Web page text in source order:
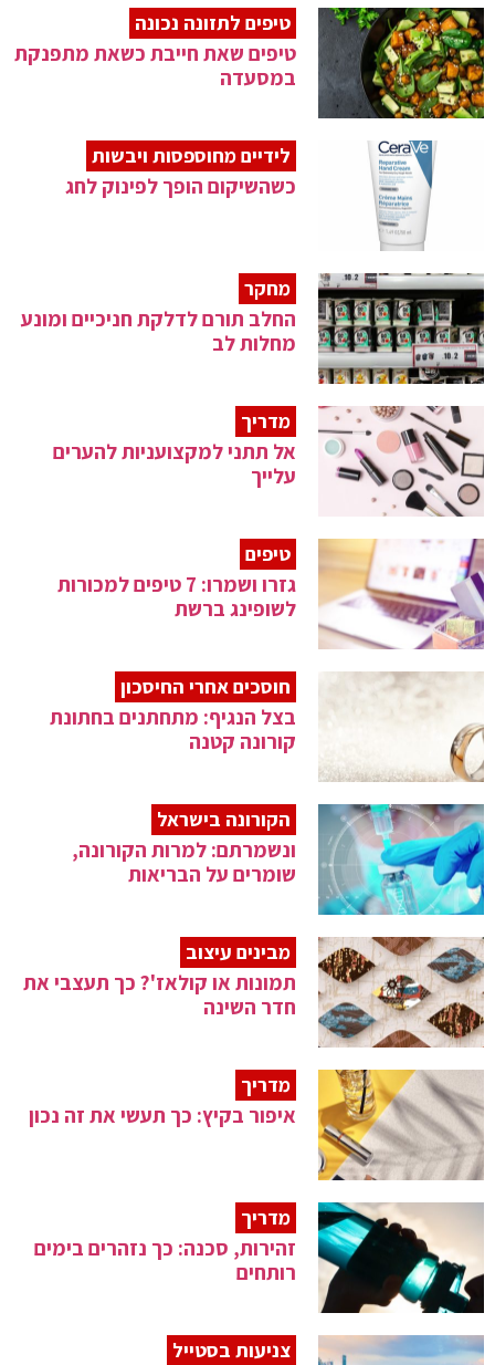
טיפים לתזונה נכונה
טיפים שאת חייבת כשאת מתפנקת
במסעדה
לידיים מחוספסות ויבשות
כשהשיקום הופך לפינוק לחג
מחקר
החלב תורם לדלקת חניכיים ומונע
מחלות לב
מדריך
אל תתני למקצועניות להערים
עלייך
טיפים
גזרו ושמרו: 7 טיפים למכורות
לשופינג ברשת
חוסכים אחרי החיסכון
בצל הנגיף: מתחתנים בחתונת
קורונה קטנה
הקורונה בישראל
ונשמרתם: למרות הקורונה,
שומרים על הבריאות
מבינים עיצוב
תמונות או קולאז'? כך תעצבי את
חדר השינה
מדריך
איפור בקיץ: כך תעשי את זה נכון
מדריך
זהירות, סכנה: כך נזהרים בימים
רותחים
צניעות בסטייל